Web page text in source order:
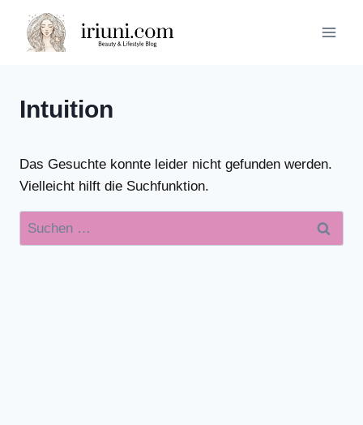
Inhalt
springen
Intuition
Das Gesuchte konnte leider nicht gefunden werden.
Vielleicht hilft die Suchfunktion.
Suchen
nach: